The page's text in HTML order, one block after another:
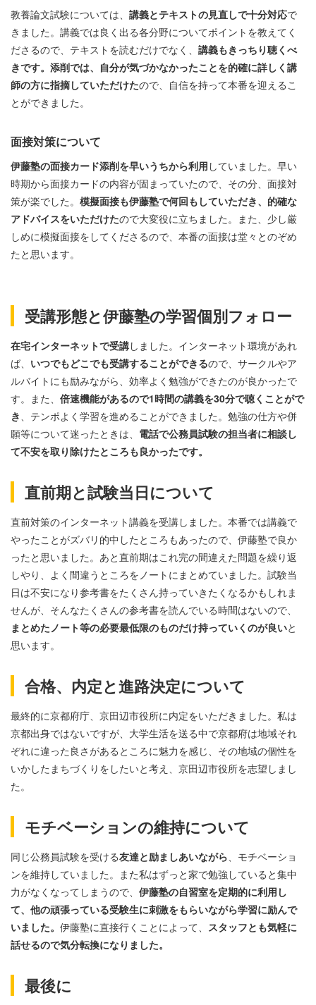
教養論文試験については、 講義とテキストの見直しで十分対応で
きました。講義では良く出る各分野についてポイントを教えてく
ださるので、テキストを読むだけでなく、 講義もきっちり聴くべ
きです。添削では、自分が気づかなかったことを的確に詳しく講
師の方に指摘していただけたので、自信を持って本番を迎えるこ
とができました。
面接対策について
伊藤塾の面接カード添削を早いうちから利用 していました。早い
時期から面接カードの内容が固まっていたので、その分、面接対
策が楽でした。 模擬面接も伊藤塾で何回もしていただき、的確な
アドバイスをいただけたので大変役に立ちました。また、少し厳
しめに模擬面接をしてくださるので、本番の面接は堂々とのぞめ
たと思います。
受講形態と伊藤塾の学習個別フォロー
在宅インターネットで受講しました。インターネット環境があれ
ば、 いつでもどこでも受講することができるので、サークルやア
ルバイトにも励みながら、効率よく勉強ができたのが良かったで
す。また、 倍速機能があるので1時間の講義を30分で聴くことがで
き 、テンポよく学習を進めることができました。勉強の仕方や併
願等について迷ったときは、 電話で公務員試験の担当者に相談し
て不安を取り除けたところも良かったです。
直前期と試験当日について
直前対策のインターネット講義を受講しました。本番では講義で
やったことがズバリ的中したところもあったので、伊藤塾で良か
ったと思いました。あと直前期はこれ完の間違えた問題を繰り返
しやり、よく間違うところをノートにまとめていました。試験当
日は不安になり参考書をたくさん持っていきたくなるかもしれま
せんが、そんなたくさんの参考書を読んでいる時間はないので、
まとめたノート等の必要最低限のものだけ持っていくのが良いと
思います。
合格、内定と進路決定について
最終的に京都府庁、京田辺市役所に内定をいただきました。私は
京都出身ではないですが、大学生活を送る中で京都府は地域それ
ぞれに違った良さがあるところに魅力を感じ、その地域の個性を
いかしたまちづくりをしたいと考え、京田辺市役所を志望しまし
た。
モチベーションの維持について
同じ公務員試験を受ける友達と励ましあいながら 、モチベーショ
ンを維持していました。また私はずっと家で勉強していると集中
力がなくなってしまうので、 伊藤塾の自習室を定期的に利用し
て、他の頑張っている受験生に刺激をもらいながら学習に励んで
いました。 伊藤塾に直接行くことによって、 スタッフとも気軽に
話せるので気分転換になりました。
最後に